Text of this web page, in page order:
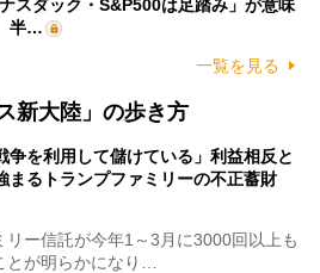
スダック・S&P500は足踏み」が意味
半…
一覧を見る
新大陸」の歩き方
争を利用して儲けている」利益相反と
まるトランプファミリーの不正蓄財
ー信託が今年1～3月に3000回以上も
が明らかになり…